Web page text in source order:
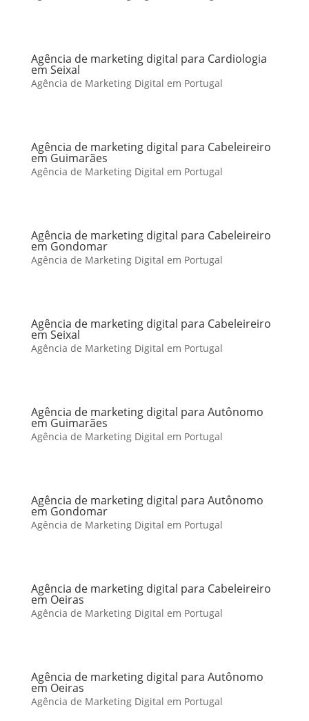
Agência de marketing digital para Cardiologia
em Seixal
Agência de Marketing Digital em Portugal
Agência de marketing digital para Cabeleireiro
em Guimarães
Agência de Marketing Digital em Portugal
Agência de marketing digital para Cabeleireiro
em Gondomar
Agência de Marketing Digital em Portugal
Agência de marketing digital para Cabeleireiro
em Seixal
Agência de Marketing Digital em Portugal
Agência de marketing digital para Autônomo
em Guimarães
Agência de Marketing Digital em Portugal
Agência de marketing digital para Autônomo
em Gondomar
Agência de Marketing Digital em Portugal
Agência de marketing digital para Cabeleireiro
em Oeiras
Agência de Marketing Digital em Portugal
Agência de marketing digital para Autônomo
em Oeiras
Agência de Marketing Digital em Portugal